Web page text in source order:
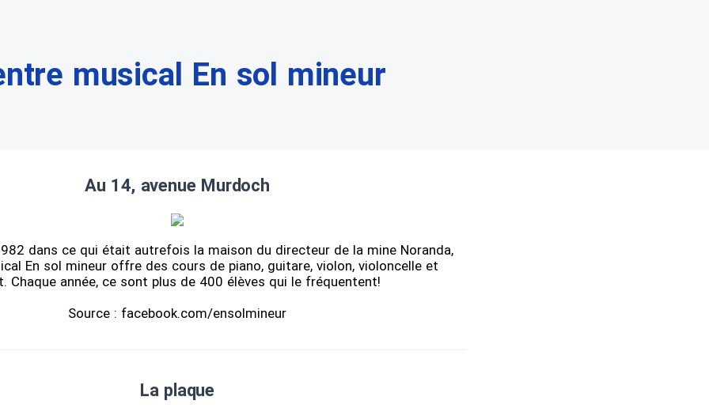
musical En sol mineur
Au 14, avenue Murdoch
dans ce qui était autrefois la maison du directeur de la mine Noranda,
En sol mineur offre des cours de piano, guitare, violon, violoncelle et
Chaque année, ce sont plus de 400 élèves qui le fréquentent!
Source : facebook.com/ensolmineur
La plaque